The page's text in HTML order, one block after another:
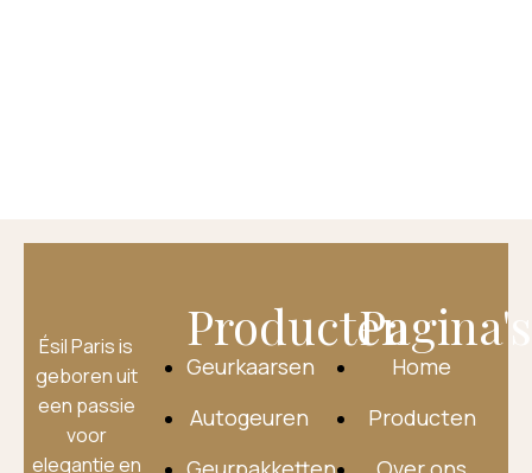
Ésil Paris is
geboren uit
een passie
voor
elegantie en
Producten
Geurkaarsen
Autogeuren
Pagina's
Home
Producten